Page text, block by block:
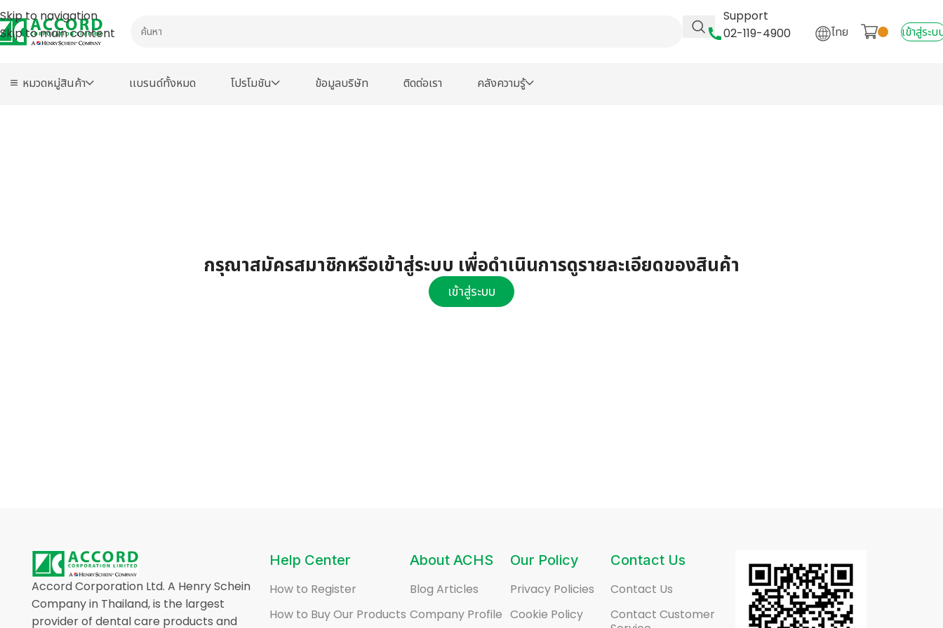
Skip to navigation
Skip to main content
Support
02-119-4900
ไทย เข้าสู่ระบ
หมวดหมู่สินค้า เเบรนด์ทั้งหมด โปรโมชัน ข้อมูลบริษัท ติดต่อเรา คลังความรู้
กรุณาสมัครสมาชิกหรือเข้าสู่ระบบ เพื่อดำเนินการดูรายละเอียดของสินค้า
เข้าสู่ระบบ
Accord Corporation Ltd. A Henry Schein
Company in Thailand, is the largest
provider of dental care products and
Help Center
How to Register
How to Buy Our Products
About ACHS
Blog Articles
Company Profile
Our Policy
Privacy Policies
Cookie Policy
Contact Us
Contact Us
Contact Customer